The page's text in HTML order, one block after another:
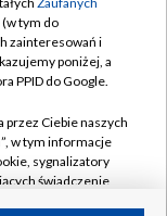
tym do
zainteresowań i
poniżej, a
PPID do Google.
przez Ciebie naszych
w tym informacje
sygnalizatory
świadczenie